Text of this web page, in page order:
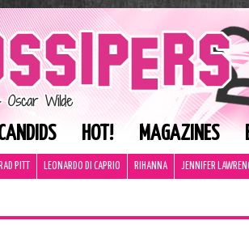
HOT! MAGAZINES
PITT LEONARDO DI CAPRIO RIHANNA JENNIFER